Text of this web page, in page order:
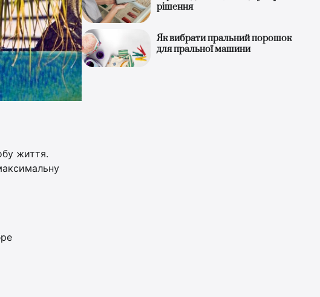
життя.
рішення
Як вибрати пральний порошок
для пральної машини